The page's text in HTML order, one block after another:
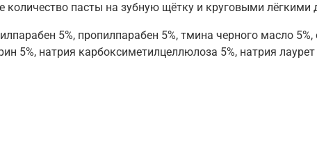
пaсты нa зубную щётку и круговыми лёгкими
5%, пропилпарабен 5%, тмина черного масло
5%, натрия карбоксиметилцеллюлоза 5%, натрия